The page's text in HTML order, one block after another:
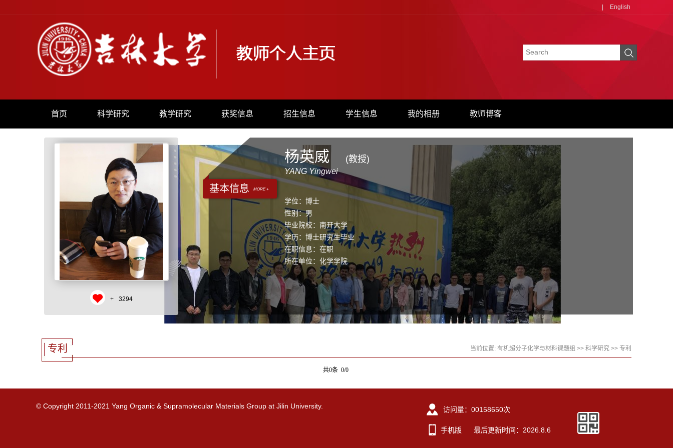
English
首页 科学研究 教学研究 获奖信息 招生信息 学生信息 我的相册 教师博客
+ 3294
基本信息 MORE +
杨英威
YANG Yingwei
(教授)
学位：博士
性别：男
毕业院校：南开大学
学历：博士研究生毕业
在职信息：在职
所在单位：化学学院
专利 当前位置: 有机超分子化学与材料课题组 >> 科学研究 >> 专利
共0条 0/0
© Copyright 2011-2021 Yang Organic & Supramolecular Materials Group at Jilin University. 访问量： 00158650次
手机版 最后更新时间： 2026 8 6